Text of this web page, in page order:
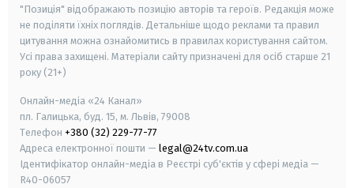
"Позиція" відображають позицію авторів та героїв. Редакція може
не поділяти їхніх поглядів. Детальніше щодо реклами та правил
цитування можна ознайомитись в правилах користування сайтом.
Усі права захищені. Матеріали сайту призначені для осіб старше 21
року (21+)
Онлайн-медіа «24 Канал»
пл. Галицька, буд. 15, м. Львів, 79008
Телефон +380 (32) 229-77-77
Адреса електронної пошти — legal@24tv.com.ua
Ідентифікатор онлайн-медіа в Реєстрі суб'єктів у сфері медіа —
R40-06057